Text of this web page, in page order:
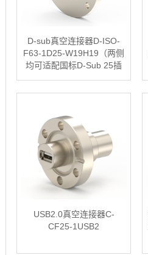
D-sub真空连接器D-ISO-
F63-1D25-W19H19（两侧
均可适配国标D-Sub 25插
USB2.0真空连接器C-
CF25-1USB2